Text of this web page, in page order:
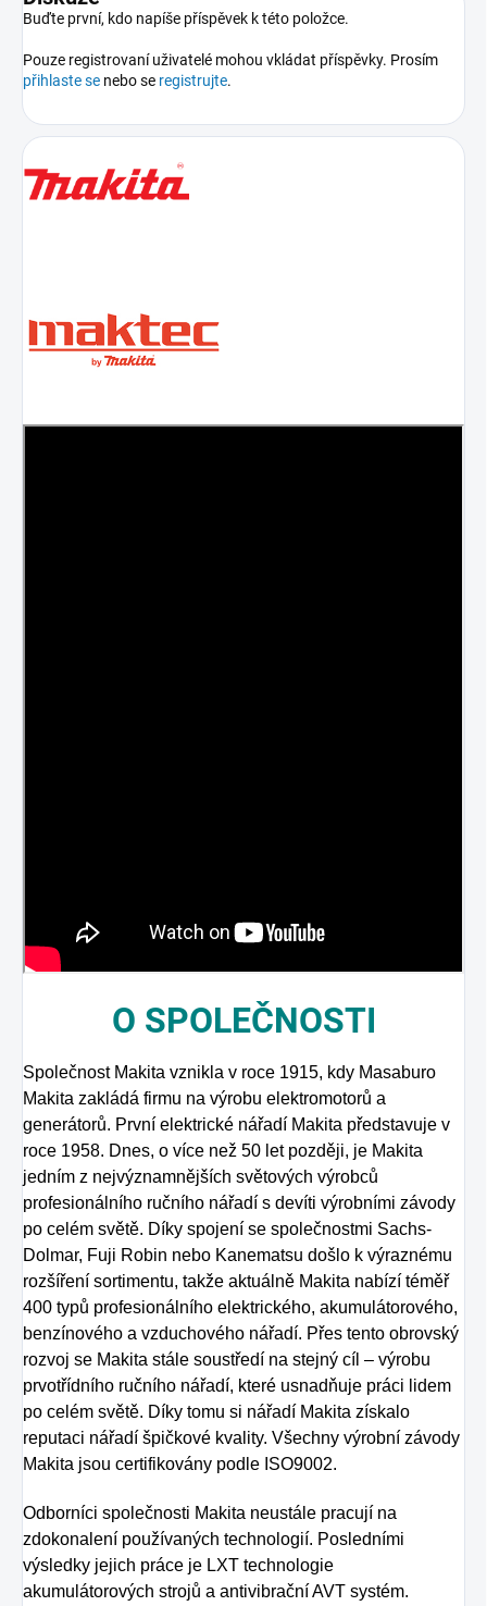
Buďte první, kdo napíše příspěvek k této položce.
Pouze registrovaní uživatelé mohou vkládat příspěvky. Prosím
přihlaste se nebo se registrujte.
O SPOLEČNOSTI
Společnost Makita vznikla v roce 1915, kdy Masaburo
Makita zakládá firmu na výrobu elektromotorů a
generátorů. První elektrické nářadí Makita představuje v
roce 1958. Dnes, o více než 50 let později, je Makita
jedním z nejvýznamnějších světových výrobců
profesionálního ručního nářadí s devíti výrobními závody
po celém světě. Díky spojení se společnostmi Sachs-
Dolmar, Fuji Robin nebo Kanematsu došlo k výraznému
rozšíření sortimentu, takže aktuálně Makita nabízí téměř
400 typů profesionálního elektrického, akumulátorového,
benzínového a vzduchového nářadí. Přes tento obrovský
rozvoj se Makita stále soustředí na stejný cíl – výrobu
prvotřídního ručního nářadí, které usnadňuje práci lidem
po celém světě. Díky tomu si nářadí Makita získalo
reputaci nářadí špičkové kvality. Všechny výrobní závody
Makita jsou certifikovány podle ISO9002.
Odborníci společnosti Makita neustále pracují na
zdokonalení používaných technologií. Posledními
výsledky jejich práce je LXT technologie
akumulátorových strojů a antivibrační AVT systém.